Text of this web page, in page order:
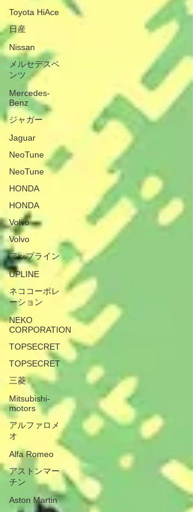
Toyota HiAce
日産
Nissan
メルセデスベ
ンツ
Mercedes-
Benz
ジャガー
Jaguar
NeoTune
NeoTune
HONDA
HONDA
Volvo
Volvo
アップライン
UPLINE
ネココーポレ
ーション
NEKO
CORPORATION
TOPSECRET
TOPSECRET
三菱
Mitsubishi-
motors
アルファロメ
オ
Alfa Romeo
アストンマー
チン
Aston Martin